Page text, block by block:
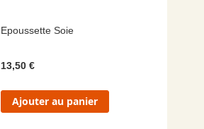
Epoussette Soie
13,50 €
Ajouter au panier